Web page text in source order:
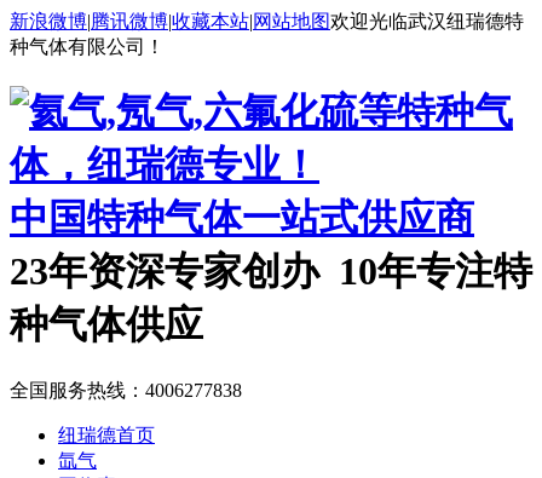
新浪微博|腾讯微博|收藏本站|网站地图欢迎光临武汉纽瑞德特
种气体有限公司！
中国特种气体一站式供应商
23年资深专家创办 10年专注特
种气体供应
全国服务热线： 4006277838
纽瑞德首页
氙气